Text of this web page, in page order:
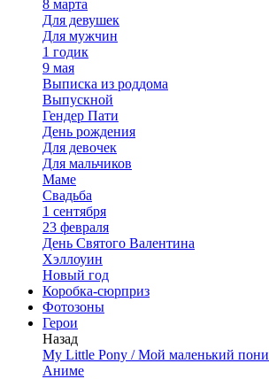
8 марта
Для девушек
Для мужчин
1 годик
9 мая
Выписка из роддома
Выпускной
Гендер Пати
День рождения
Для девочек
Для мальчиков
Маме
Свадьба
1 сентября
23 февраля
День Святого Валентина
Хэллоуин
Новый год
Коробка-сюрприз
Фотозоны
Герои
Назад
My Little Pony / Мой маленький пони
Аниме